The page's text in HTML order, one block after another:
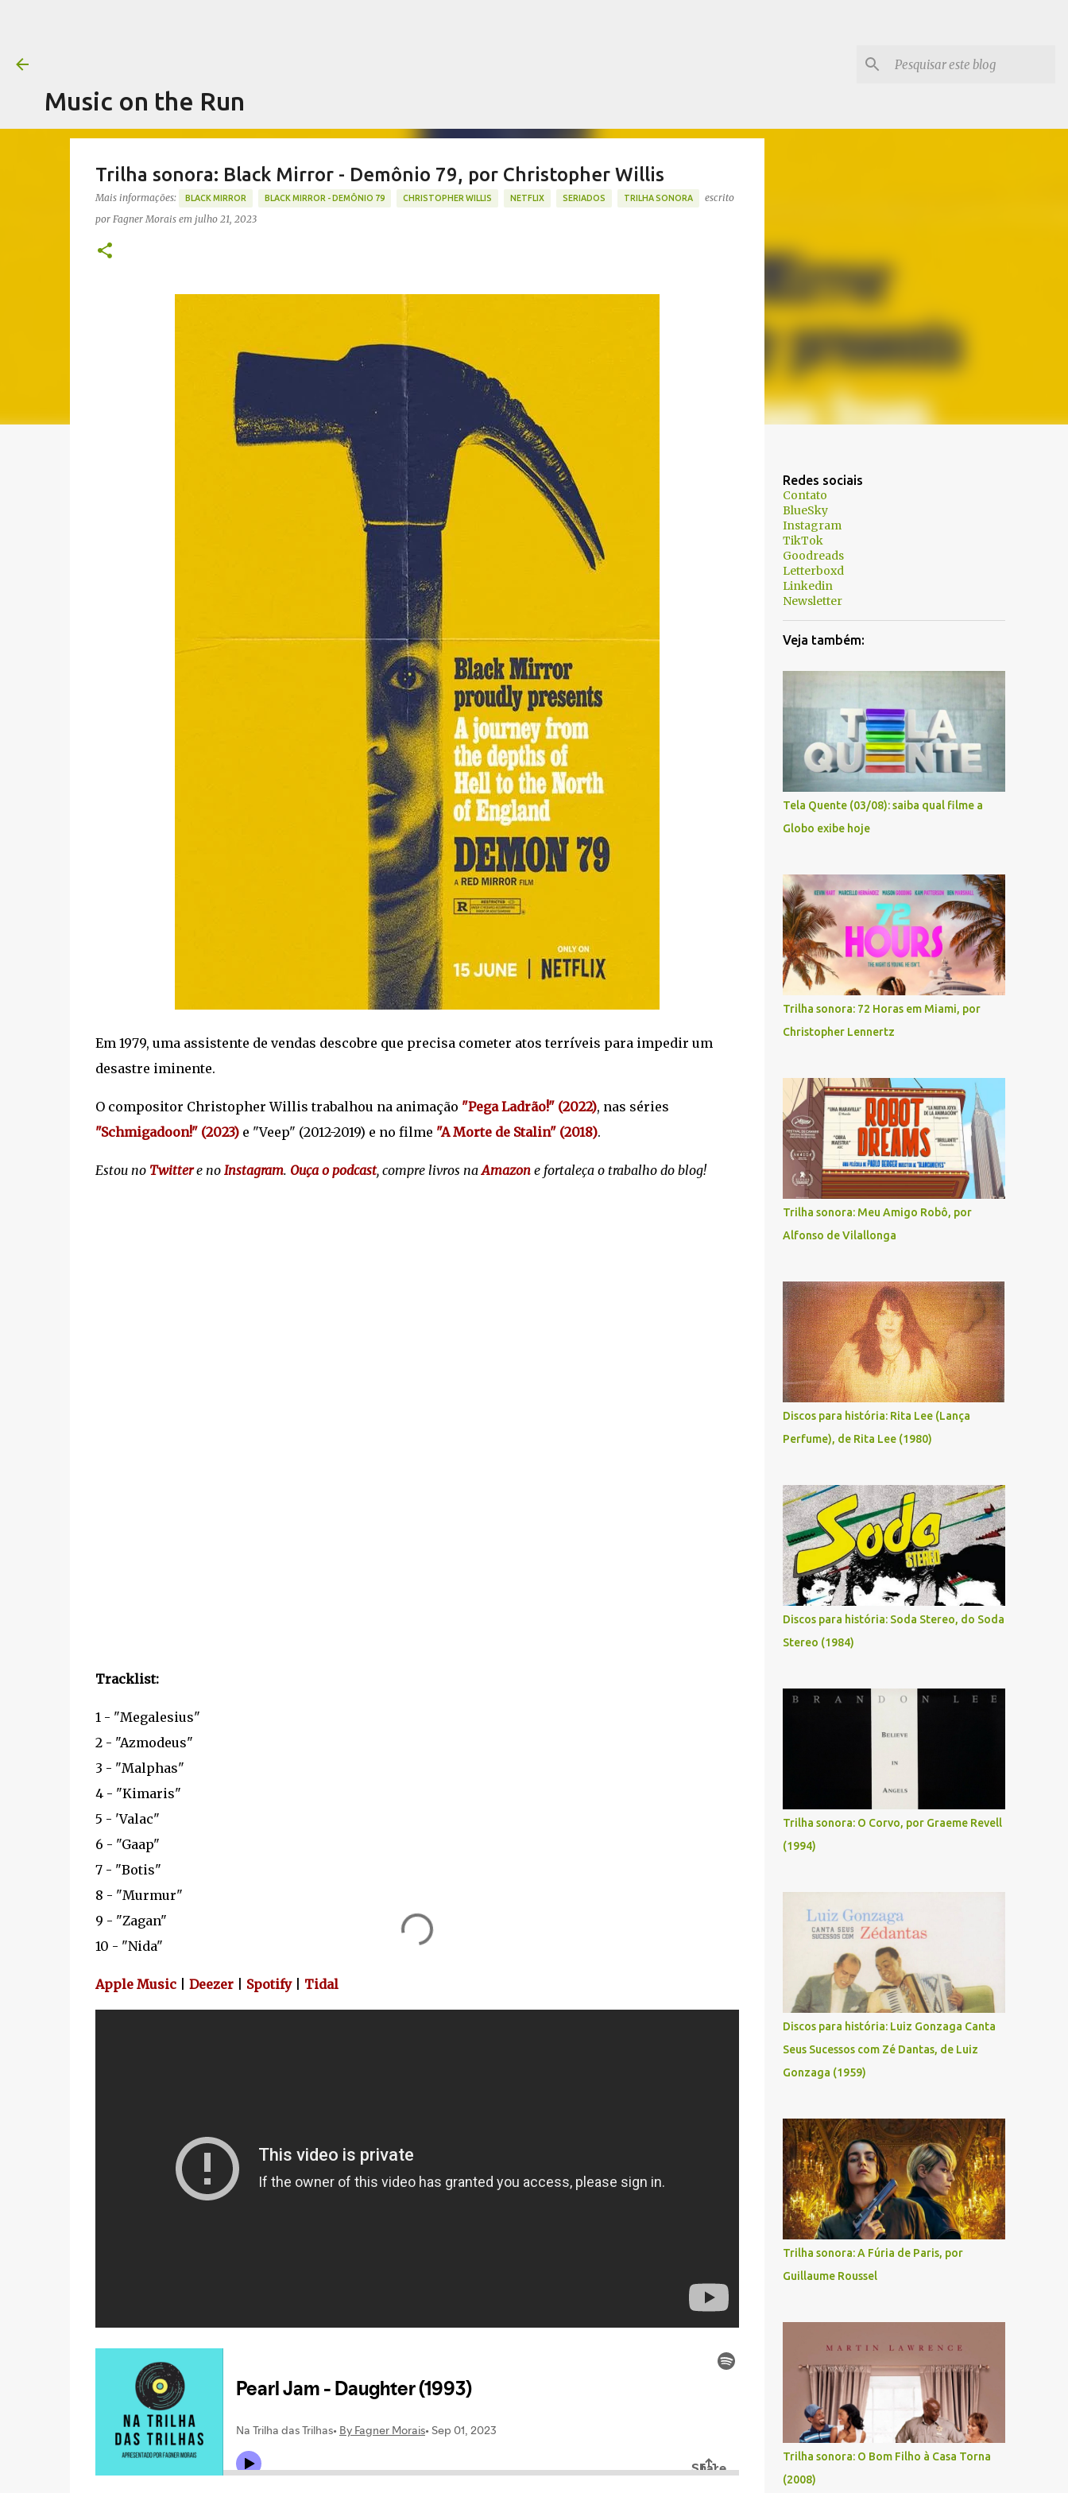
Music on the Run
Trilha sonora: Black Mirror - Demônio 79, por Christopher Willis
Mais informações: BLACK MIRROR BLACK MIRROR - DEMÔNIO 79 CHRISTOPHER WILLIS NETFLIX SERIADOS TRILHA SONORA
escrito
por Fagner Morais em julho 21, 2023
Em 1979, uma assistente de vendas descobre que precisa cometer atos terríveis para impedir um
desastre iminente.
O compositor Christopher Willis trabalhou na animação "Pega Ladrão!" (2022), nas séries
"Schmigadoon!" (2023)e "Veep" (2012-2019) e no filme "A Morte de Stalin" (2018).
Estou no Twittere no Instagram. Ouça o podcast, compre livros naAmazone fortaleça o trabalho do blog!
Tracklist:
1 - "Megalesius"
2 - "Azmodeus"
3 - "Malphas"
4 - "Kimaris"
5 - 'Valac"
6 - "Gaap"
7 - "Botis"
8 - "Murmur"
9 - "Zagan"
10 - "Nida"
Apple Music| Deezer| Spotify| Tidal
Redes sociais
Contato
BlueSky
Instagram
TikTok
Goodreads
Letterboxd
Linkedin
Newsletter
Veja também:
Tela Quente (03/08): saiba qual filme a
Globo exibe hoje
Trilha sonora: 72 Horas em Miami, por
Christopher Lennertz
Trilha sonora: Meu Amigo Robô, por
Alfonso de Vilallonga
Discos para história: Rita Lee (Lança
Perfume), de Rita Lee (1980)
Discos para história: Soda Stereo, do Soda
Stereo (1984)
Trilha sonora: O Corvo, por Graeme Revell
(1994)
Discos para história: Luiz Gonzaga Canta
Seus Sucessos com Zé Dantas, de Luiz
Gonzaga (1959)
Trilha sonora: A Fúria de Paris, por
Guillaume Roussel
Trilha sonora: O Bom Filho à Casa Torna
(2008)